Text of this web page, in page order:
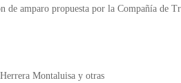
de amparo propuesta por la Compañía de
Montaluisa y otras